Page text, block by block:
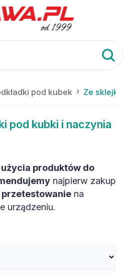
pod kubek Ze sklejki
pod kubki i naczynia
użycia produktów do
najpierw zakup
przetestowanie na
urządzeniu.